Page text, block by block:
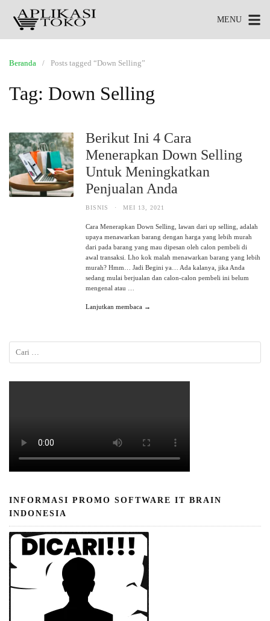
MENU
Beranda Posts tagged “Down Selling”
Tag: Down Selling
Berikut Ini 4 Cara
Menerapkan Down Selling
Untuk Meningkatkan
Penjualan Anda
BISNIS · MEI 13, 2021
Cara Menerapkan Down Selling, lawan dari up selling, adalah
upaya menawarkan barang dengan harga yang lebih murah
dari pada barang yang mau dipesan oleh calon pembeli di
awal transaksi. Lho kok malah menawarkan barang yang lebih
murah? Hmm… Jadi Begini ya… Ada kalanya, jika Anda
sedang mulai berjualan dan calon-calon pembeli ini belum
mengenal atau …
Lanjutkan membaca →
INFORMASI PROMO SOFTWARE IT BRAIN
INDONESIA